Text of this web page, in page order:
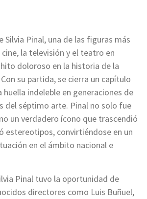
Silvia Pinal, una de las figuras más
la televisión y el teatro en
doloroso en la historia de la
su partida, se cierra un capítulo
huella indeleble en generaciones de
del séptimo arte. Pinal no solo fue
un verdadero ícono que trascendió
estereotipos, convirtiéndose en un
en el ámbito nacional e
Pinal tuvo la oportunidad de
directores como Luis Buñuel,